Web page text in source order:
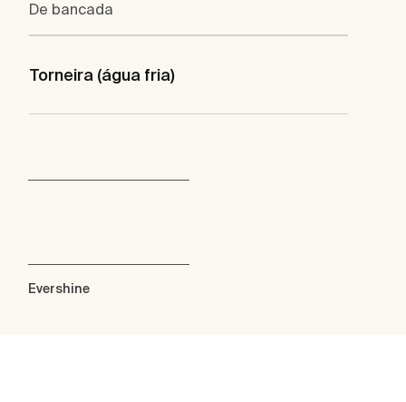
De bancada
Torneira (água fria)
Evershine